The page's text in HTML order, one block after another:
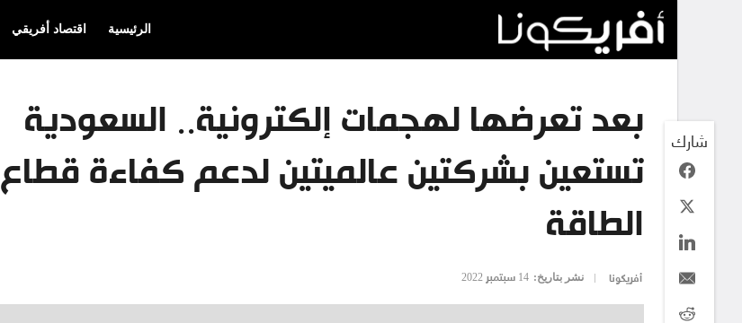
الرئيسية اقتصاد أفريقي
بعد تعرضها لهجمات إلكترونية.. السعودية
تستعين بشركتين عالميتين لدعم كفاءة قطاع
الطاقة
أفريكونا نشر بتاريخ: 14 سبتمبر 2022
شارك